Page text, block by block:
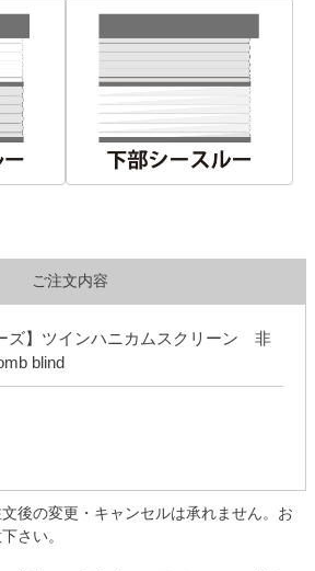
ご注文内容
ズ】ツインハニカムスクリーン 非
blind
後の変更・キャンセルは承れません。お
さい。